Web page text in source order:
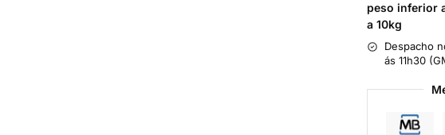
peso inferior
a 10kg
Despacho
ás 11h30